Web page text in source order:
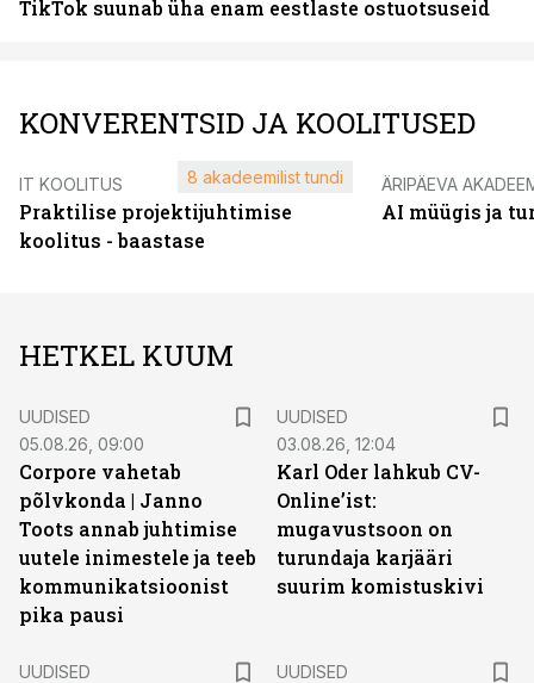
TikTok suunab üha enam eestlaste ostuotsuseid
KONVERENTSID JA KOOLITUSED
IT KOOLITUS
Praktilise projektijuhtimise
koolitus - baastase
8 akadeemilist tundi ÄRIPÄEVA
AI müügis ja
HETKEL KUUM
UUDISED
05.08.26, 09:00
Corpore vahetab
põlvkonda | Janno
Toots annab juhtimise
uutele inimestele ja teeb
kommunikatsioonist
pika pausi
UUDISED
03.08.26, 12:04
Karl Oder lahkub CV-
Online’ist:
mugavustsoon on
turundaja karjääri
suurim komistuskivi
UUDISED
UUDISED